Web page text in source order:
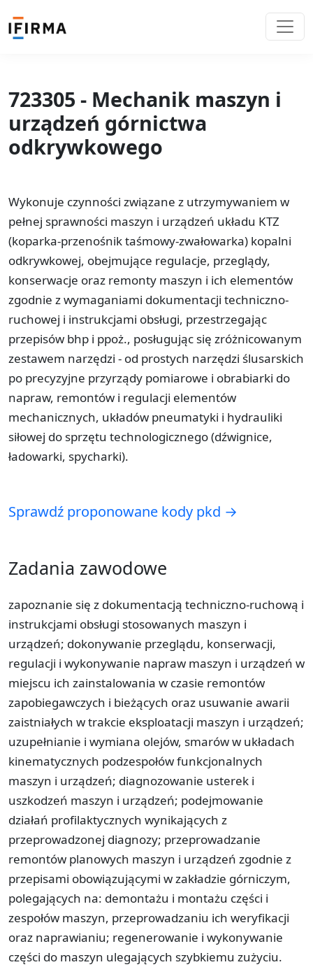
723305 - Mechanik maszyn i
urządzeń górnictwa
odkrywkowego
Wykonuje czynności związane z utrzymywaniem w
pełnej sprawności maszyn i urządzeń układu KTZ
(koparka-przenośnik taśmowy-zwałowarka) kopalni
odkrywkowej, obejmujące regulacje, przeglądy,
konserwacje oraz remonty maszyn i ich elementów
zgodnie z wymaganiami dokumentacji techniczno-
ruchowej i instrukcjami obsługi, przestrzegając
przepisów bhp i ppoż., posługując się zróżnicowanym
zestawem narzędzi - od prostych narzędzi ślusarskich
po precyzyjne przyrządy pomiarowe i obrabiarki do
napraw, remontów i regulacji elementów
mechanicznych, układów pneumatyki i hydrauliki
siłowej do sprzętu technologicznego (dźwignice,
ładowarki, spycharki).
Sprawdź proponowane kody pkd →
Zadania zawodowe
zapoznanie się z dokumentacją techniczno-ruchową i
instrukcjami obsługi stosowanych maszyn i
urządzeń; dokonywanie przeglądu, konserwacji,
regulacji i wykonywanie napraw maszyn i urządzeń w
miejscu ich zainstalowania w czasie remontów
zapobiegawczych i bieżących oraz usuwanie awarii
zaistniałych w trakcie eksploatacji maszyn i urządzeń;
uzupełnianie i wymiana olejów, smarów w układach
kinematycznych podzespołów funkcjonalnych
maszyn i urządzeń; diagnozowanie usterek i
uszkodzeń maszyn i urządzeń; podejmowanie
działań profilaktycznych wynikających z
przeprowadzonej diagnozy; przeprowadzanie
remontów planowych maszyn i urządzeń zgodnie z
przepisami obowiązującymi w zakładzie górniczym,
polegających na: demontażu i montażu części i
zespołów maszyn, przeprowadzaniu ich weryfikacji
oraz naprawianiu; regenerowanie i wykonywanie
części do maszyn ulegających szybkiemu zużyciu.